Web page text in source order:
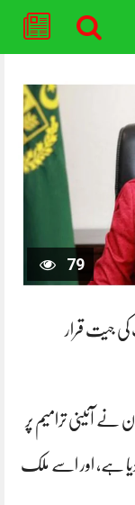
79
کی جیت قرار
نے آئینی ترامیم پر
دیا ہے، اور اسے ملک